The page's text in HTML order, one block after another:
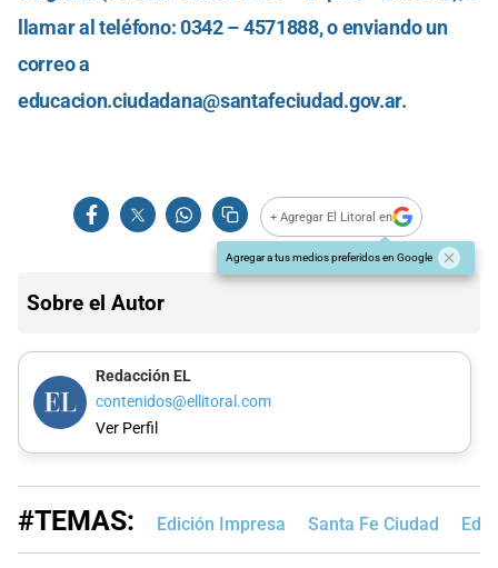
llamar al teléfono: 0342 – 4571888, o enviando un
correo a
educacion.ciudadana@santafeciudad.gov.ar.
+ Agregar El Litoral en
Agregar a tus medios preferidos en Google
Sobre el Autor
Redacción EL
contenidos@ellitoral.com
Ver Perfil
#TEMAS: Edición Impresa Santa Fe Ciudad